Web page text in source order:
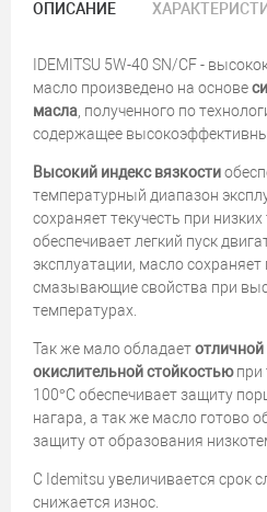
ОПИСАНИЕ
IDEMITSU 5W-40 SN/CF -
масло произведено на основе
масла , полученного по
содержащее
Высокий индекс вязкости
температурный диапазон
сохраняет текучесть при
обеспечивает легкий пуск
эксплуатации, масло
смазывающие свойства при
температурах.
Так же мало обладаетотличной
окислительной стойкостьюпри
100°С обеспечивает защиту
нагара, а так же масло готово
защиту от образования
С Idemitsu увеличивается срок
снижается износ.